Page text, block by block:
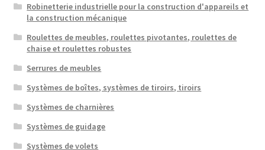
Robinetterie industrielle pour la construction d'appareils et
la construction mécanique
Roulettes de meubles, roulettes pivotantes, roulettes de
chaise et roulettes robustes
Serrures de meubles
Systèmes de boîtes, systèmes de tiroirs, tiroirs
Systèmes de charnières
Systèmes de guidage
Systèmes de volets